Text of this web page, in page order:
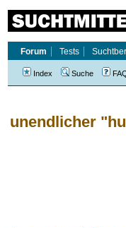
unendlicher
Forum
Tests
Index Suche